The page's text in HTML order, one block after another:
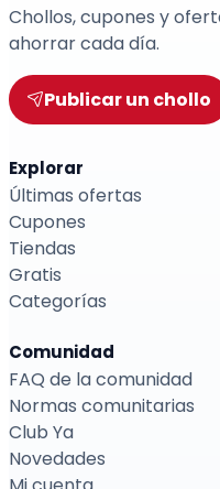
Chollos, cupones y
ahorrar cada día.
Publicar un chollo
Explorar
Últimas ofertas
Cupones
Tiendas
Gratis
Categorías
Comunidad
FAQ de la comunidad
Normas comunitarias
Club Ya
Novedades